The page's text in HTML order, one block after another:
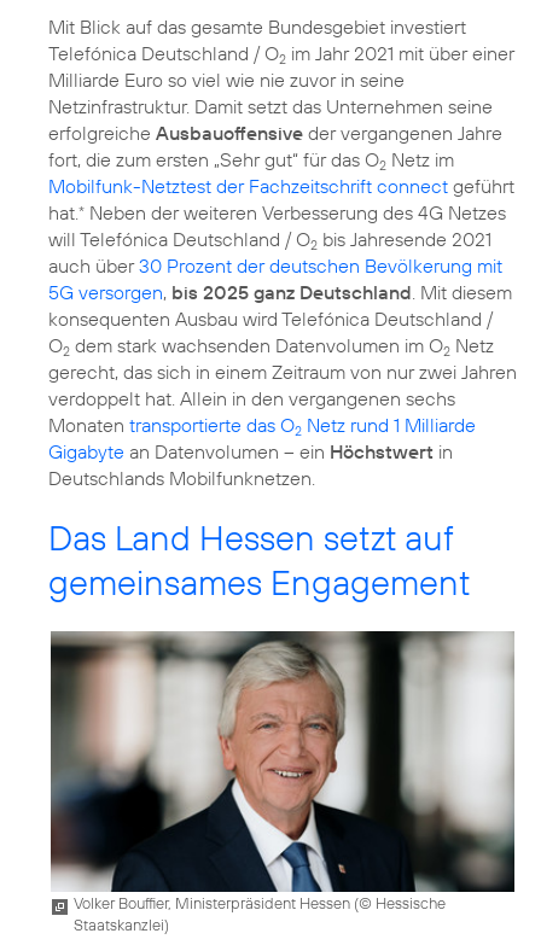
Mit Blick auf das gesamte Bundesgebiet investiert
Telefónica Deutschland / O2 im Jahr 2021 mit über einer
Milliarde Euro so viel wie nie zuvor in seine
Netzinfrastruktur. Damit setzt das Unternehmen seine
erfolgreiche Ausbauoffensive der vergangenen Jahre
fort, die zum ersten „Sehr gut“ für das O2 Netz im
Mobilfunk-Netztest der Fachzeitschrift connect geführt
hat. * Neben der weiteren Verbesserung des 4G Netzes
will Telefónica Deutschland / O2 bis Jahresende 2021
auch über30 Prozent der deutschen Bevölkerung mit
5G versorgen, bis 2025 ganz Deutschland . Mit diesem
konsequenten Ausbau wird Telefónica Deutschland /
O2 dem stark wachsenden Datenvolumen im O2 Netz
gerecht, das sich in einem Zeitraum von nur zwei Jahren
verdoppelt hat. Allein in den vergangenen sechs
Monaten transportierte das O2 Netz rund 1 Milliarde
Gigabyte an Datenvolumen – ein Höchstwert in
Deutschlands Mobilfunknetzen.
Das Land Hessen setzt auf
gemeinsames Engagement
Volker Bouffier, Ministerpräsident Hessen (© Hessische
Staatskanzlei)